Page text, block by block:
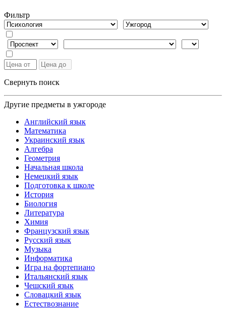
Фильтр
Свернуть поиск
Другие предметы в ужгороде
Английский язык
Математика
Украинский язык
Алгебра
Геометрия
Начальная школа
Немецкий язык
Подготовка к школе
История
Биология
Литература
Химия
Французский язык
Русский язык
Музыка
Информатика
Игра на фортепиано
Итальянский язык
Чешский язык
Словацкий язык
Естествознание